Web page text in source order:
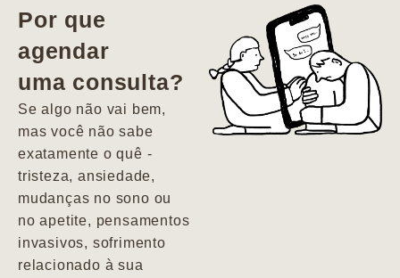
vida. Ela me
encontrou num
estado misto de
depressão e
agitação com
pensamentos
Por que
agendar
uma consulta?
Se algo não vai bem,
mas você não sabe
exatamente o quê -
tristeza, ansiedade,
mudanças no sono ou
no apetite, pensamentos
invasivos, sofrimento
relacionado à sua